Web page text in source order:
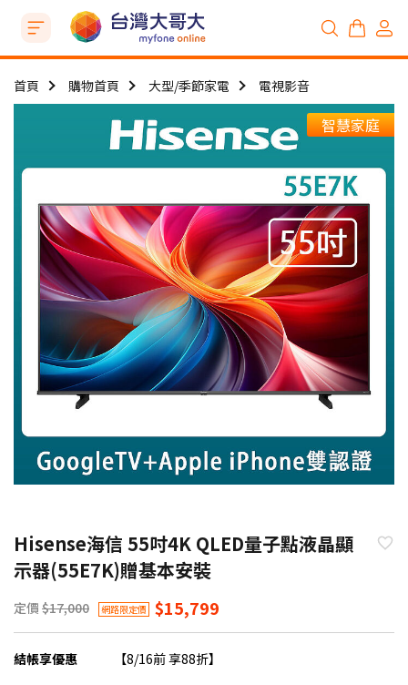
首頁 購物首頁 大型/季節家電 電視影音
智慧家庭
Hisense海信 55吋4K QLED量子點液晶顯
示器(55E7K)贈基本安裝
定價 $17,000 網路限定價 $15,799
結帳享優惠 【8/16前 享88折】